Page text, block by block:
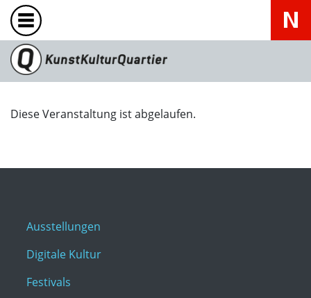
Diese Veranstaltung ist abgelaufen.
Ausstellungen
Digitale Kultur
Festivals